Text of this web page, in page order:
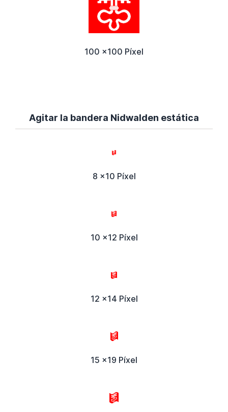
100 x100 Píxel
Agitar la bandera Nidwalden estática
8 x10 Píxel
10 x12 Píxel
12 x14 Píxel
15 x19 Píxel